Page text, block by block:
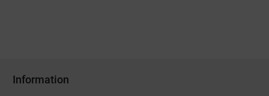
Information